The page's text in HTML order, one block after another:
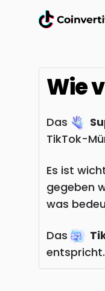
Wie
Das
TikTok-
Es ist
gegeben
was
Das
entspricht.